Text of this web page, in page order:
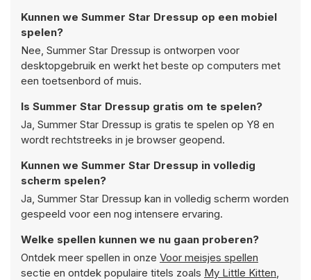
Kunnen we Summer Star Dressup op een mobiel
spelen?
Nee, Summer Star Dressup is ontworpen voor
desktopgebruik en werkt het beste op computers met
een toetsenbord of muis.
Is Summer Star Dressup gratis om te spelen?
Ja, Summer Star Dressup is gratis te spelen op Y8 en
wordt rechtstreeks in je browser geopend.
Kunnen we Summer Star Dressup in volledig
scherm spelen?
Ja, Summer Star Dressup kan in volledig scherm worden
gespeeld voor een nog intensere ervaring.
Welke spellen kunnen we nu gaan proberen?
Ontdek meer spellen in onze Voor meisjes spellen
sectie en ontdek populaire titels zoals My Little Kitten,